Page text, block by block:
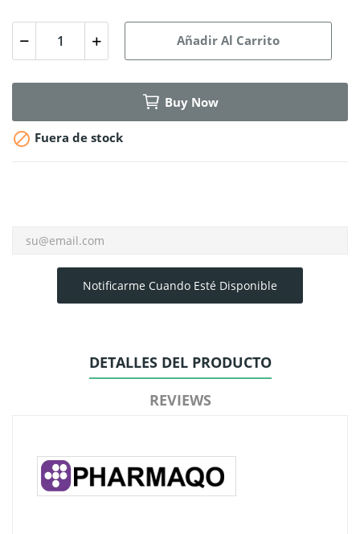
Añadir Al Carrito
Buy Now
 Fuera de stock
Notificarme Cuando Esté Disponible
DETALLES DEL PRODUCTO
REVIEWS